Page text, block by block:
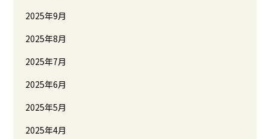
2025年9月
2025年8月
2025年7月
2025年6月
2025年5月
2025年4月